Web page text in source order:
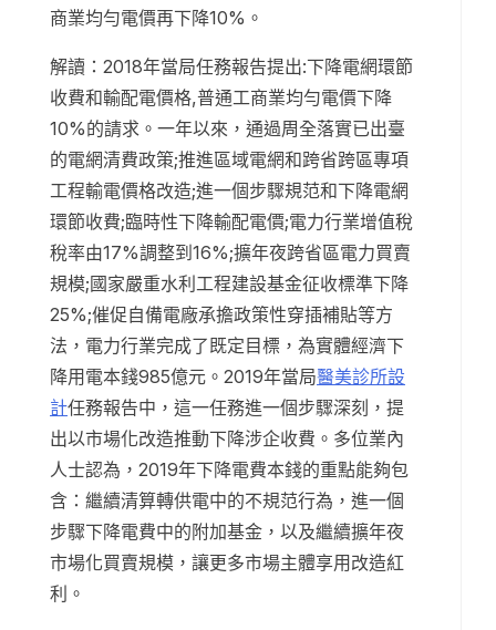
商業均勻電價再下降10%。
解讀：2018年當局任務報告提出:下降電網環節
收費和輸配電價格,普通工商業均勻電價下降
10%的請求。一年以來，通過周全落實已出臺
的電網清費政策;推進區域電網和跨省跨區專項
工程輸電價格改造;進一個步驟規范和下降電網
環節收費;臨時性下降輸配電價;電力行業增值稅
稅率由17%調整到16%;擴年夜跨省區電力買賣
規模;國家嚴重水利工程建設基金征收標準下降
25%;催促自備電廠承擔政策性穿插補貼等方
法，電力行業完成了既定目標，為實體經濟下
降用電本錢985億元。2019年當局醫美診所設
計任務報告中，這一任務進一個步驟深刻，提
出以市場化改造推動下降涉企收費。多位業內
人士認為，2019年下降電費本錢的重點能夠包
含：繼續清算轉供電中的不規范行為，進一個
步驟下降電費中的附加基金，以及繼續擴年夜
市場化買賣規模，讓更多市場主體享用改造紅
利。